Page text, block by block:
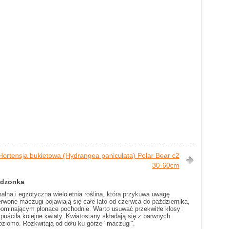
bukietowa (Hydrangea paniculata) Polar Bear c2
30-60cm
i egzotyczna wieloletnia roślina, która przykuwa uwagę
maczugi pojawiają się całe lato od czerwca do października,
płonące pochodnie. Warto usuwać przekwitłe kłosy i
kolejne kwiaty. Kwiatostany składają się z barwnych
Rozkwitają od dołu ku górze "maczugi".